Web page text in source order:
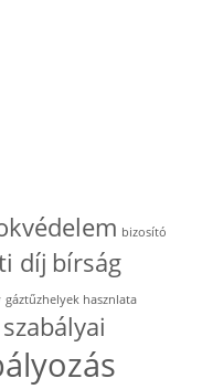
bizosító
díj bírság
gáztűzhelyek hasznlata